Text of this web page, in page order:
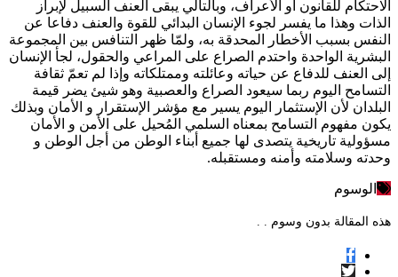
الاحتكام للقانون أو الأعراف، وبالتالي يبقى العنف السبيل لإبراز
الذات وهذا ما يفسر لجوء الإنسان البدائي للقوة والعنف دفاعا عن
النفس بسبب الأخطار المحدقة به، ولمّا ظهر التنافس بين المجموعة
البشرية الواحدة واحتدم الصراع على المراعي والحقول، لجأ الإنسان
إلى العنف للدفاع عن حياته وعائلته وممتلكاته وإذا لم تعمّ ثقافة
التسامح اليوم ربما سيعود الصراع والعصبية وهو شيئ يضر قيمة
البلدان لأن الإستثمار اليوم يسير مع مؤشر الإستقرار و الأمان وبذلك
يكون مفهوم التسامح بمعناه السلمي المُحيل على الأمن و الأمان
مسؤولية تاريخية يتصدى لها جميع أبناء الوطن من أجل الوطن و
وحدته وسلامته وأمنه ومستقبله.
الوسوم
هذه المقالة بدون وسوم . .